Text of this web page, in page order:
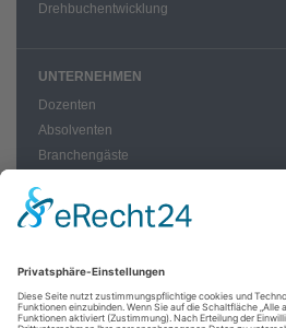
Drehbuchentwicklung
UNTERNEHMEN
Dozenten
Absolventen
Branchengäste
Blog zur Welt
Verlag | Edition
Leitbild